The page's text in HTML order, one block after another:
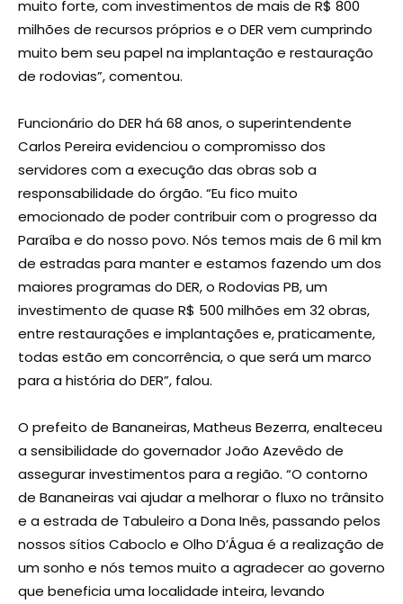
muito forte, com investimentos de mais de R$ 800
milhões de recursos próprios e o DER vem cumprindo
muito bem seu papel na implantação e restauração
de rodovias”, comentou.
Funcionário do DER há 68 anos, o superintendente
Carlos Pereira evidenciou o compromisso dos
servidores com a execução das obras sob a
responsabilidade do órgão. “Eu fico muito
emocionado de poder contribuir com o progresso da
Paraíba e do nosso povo. Nós temos mais de 6 mil km
de estradas para manter e estamos fazendo um dos
maiores programas do DER, o Rodovias PB, um
investimento de quase R$ 500 milhões em 32 obras,
entre restaurações e implantações e, praticamente,
todas estão em concorrência, o que será um marco
para a história do DER”, falou.
O prefeito de Bananeiras, Matheus Bezerra, enalteceu
a sensibilidade do governador João Azevêdo de
assegurar investimentos para a região. “O contorno
de Bananeiras vai ajudar a melhorar o fluxo no trânsito
e a estrada de Tabuleiro a Dona Inês, passando pelos
nossos sítios Caboclo e Olho D’Água é a realização de
um sonho e nós temos muito a agradecer ao governo
que beneficia uma localidade inteira, levando